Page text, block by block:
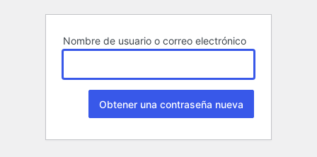
Nombre de usuario o correo electrónico